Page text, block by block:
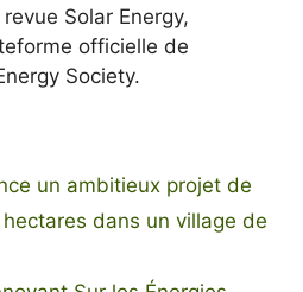
Solar Energy,
officielle de
Society.
un ambitieux projet de
dans un village de